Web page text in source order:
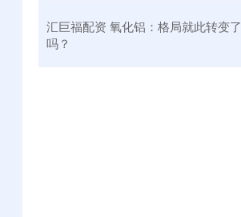
汇巨福配资 氧化铝：格局就此转变了
吗？